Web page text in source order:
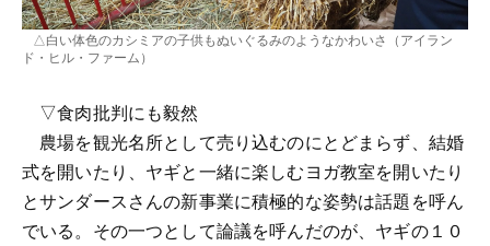
△白い体色のカシミアの子供もぬいぐるみのようなかわいさ（アイラン
ド・ヒル・ファーム）
▽食肉批判にも毅然
農場を観光名所として売り込むのにとどまらず、結婚
式を開いたり、ヤギと一緒に楽しむヨガ教室を開いたり
とサンダースさんの新事業に積極的な姿勢は話題を呼ん
でいる。その一つとして論議を呼んだのが、ヤギの１０